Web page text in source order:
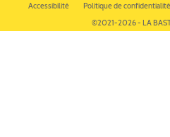
Accessibilité Politique de
©2021-2026 - LA